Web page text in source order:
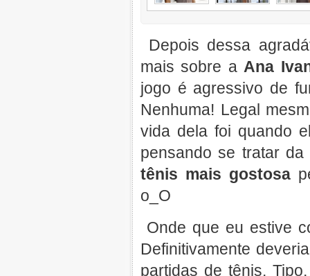
Depois dessa
mais sobre a Ana
jogo é agressivo de
Nenhuma! Legal
vida dela foi quando
pensando se tratar
tênis mais gostosa
o_O
Onde que eu estive
Definitivamente
partidas de tênis.